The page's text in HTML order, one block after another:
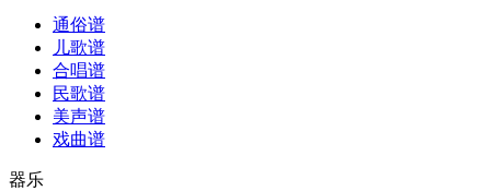
通俗谱
儿歌谱
合唱谱
民歌谱
美声谱
戏曲谱
器乐